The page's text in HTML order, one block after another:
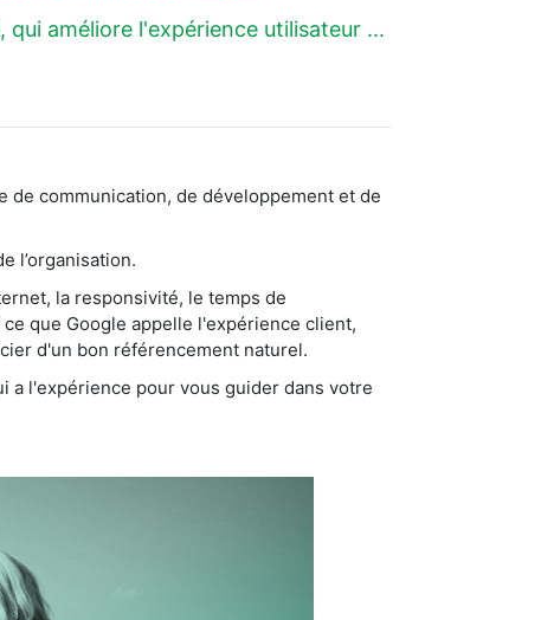
améliore l'expérience utilisateur ...
communication, de développement et de
l’organisation.
la responsivité, le temps de
que Google appelle l'expérience client,
d'un bon référencement naturel.
a l'expérience pour vous guider dans votre